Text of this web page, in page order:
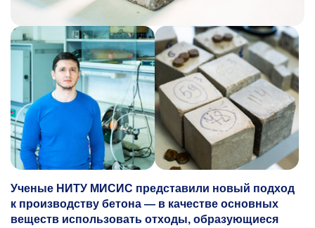
Ученые НИТУ МИСИС представили новый подход
к производству бетона — в качестве основных
веществ использовать отходы, образующиеся